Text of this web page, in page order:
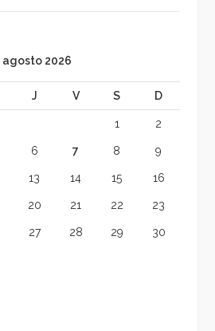
agosto 2026
J V S D
1 2
6 7 8 9
13 14 15 16
20 21 22 23
27 28 29 30